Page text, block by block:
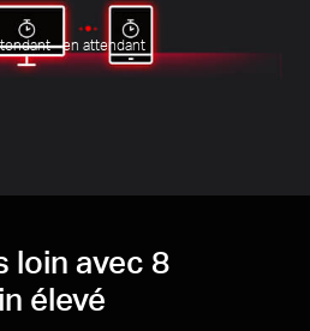
en attendant
loin avec 8
élevé